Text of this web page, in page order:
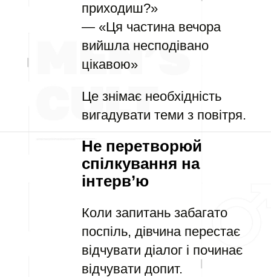
приходиш?»
— «Ця частина вечора
вийшла несподівано
цікавою»
Це знімає необхідність
вигадувати теми з повітря.
Не перетворюй
спілкування на
інтерв’ю
Коли запитань забагато
поспіль, дівчина перестає
відчувати діалог і починає
відчувати допит.